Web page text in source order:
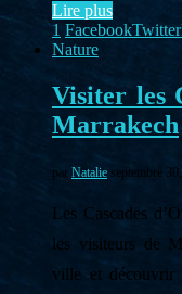
Lire plus
1 FacebookTwitter
Nature
Visiter les
Marrakech
par Natalie septembre
Les Cascades
les visiteurs de
ville et découvrir